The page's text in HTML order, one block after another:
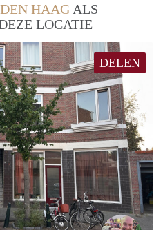
DEN HAAG ALS
LOCATIE
DELEN